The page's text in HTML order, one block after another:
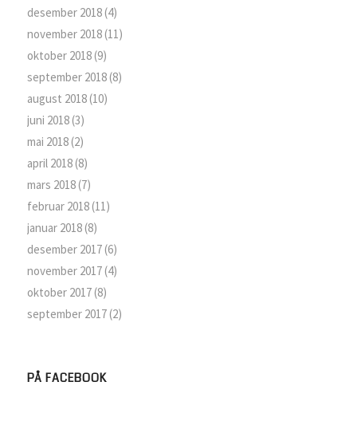
desember 2018(4)
november 2018(11)
oktober 2018(9)
september 2018(8)
august 2018(10)
juni 2018(3)
mai 2018(2)
april 2018(8)
mars 2018(7)
februar 2018(11)
januar 2018(8)
desember 2017(6)
november 2017(4)
oktober 2017(8)
september 2017(2)
PÅ FACEBOOK